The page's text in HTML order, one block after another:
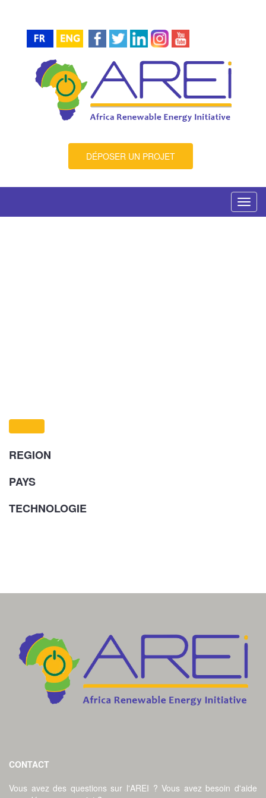
DÉPOSER UN PROJET
REGION
PAYS
TECHNOLOGIE
CONTACT
Vous avez des questions sur l'AREI ? Vous avez besoin d'aide